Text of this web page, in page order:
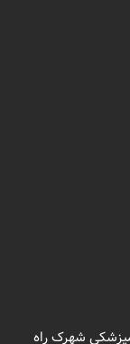
شهرک راه